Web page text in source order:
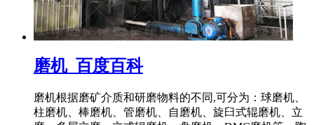
磨机_百度百科
磨机根据磨矿介质和研磨物料的不同,可分为：球磨机、
柱磨机、棒磨机、管磨机、自磨机、旋臼式辊磨机、立